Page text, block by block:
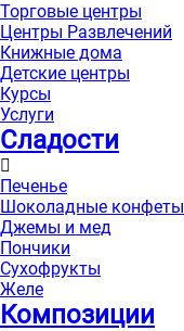
Торговые центры
Центры Развлечений
Книжные дома
Детские центры
Курсы
Услуги
Сладости
Печенье
Шоколадные конфеты
Джемы и мед
Пончики
Сухофрукты
Желе
Композиции